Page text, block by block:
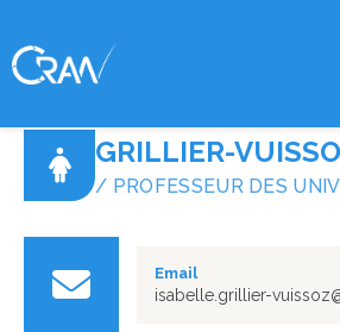
GRILLIER-
/ PROFESSEUR DES
Email
isabelle.grillier-